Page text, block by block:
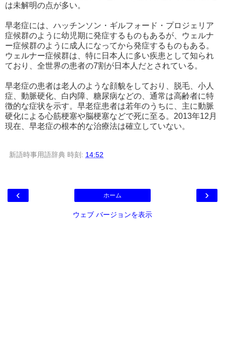
は未解明の点が多い。
早老症には、ハッチンソン・ギルフォード・プロジェリア
症候群のように幼児期に発症するものもあるが、ウェルナ
ー症候群のように成人になってから発症するものもある。
ウェルナー症候群は、特に日本人に多い疾患として知られ
ており、全世界の患者の7割が日本人だとされている。
早老症の患者は老人のような顔貌をしており、脱毛、小人
症、動脈硬化、白内障、糖尿病などの、通常は高齢者に特
徴的な症状を示す。早老症患者は若年のうちに、主に動脈
硬化による心筋梗塞や脳梗塞などで死に至る。2013年12月
現在、早老症の根本的な治療法は確立していない。
新語時事用語辞典 時刻: 14:52
‹ ›
ホーム
ウェブ バージョンを表示